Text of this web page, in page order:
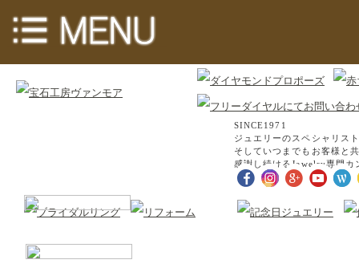
SINCE1971
ジュエリーのスペシャリス
そしていつまでもお客様と
感謝し続けるJewelry専門カ